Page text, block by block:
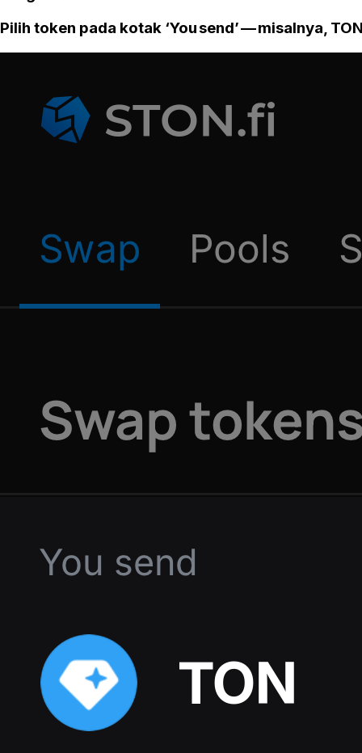
Pilih token pada kotak ‘You send’ — misalnya,